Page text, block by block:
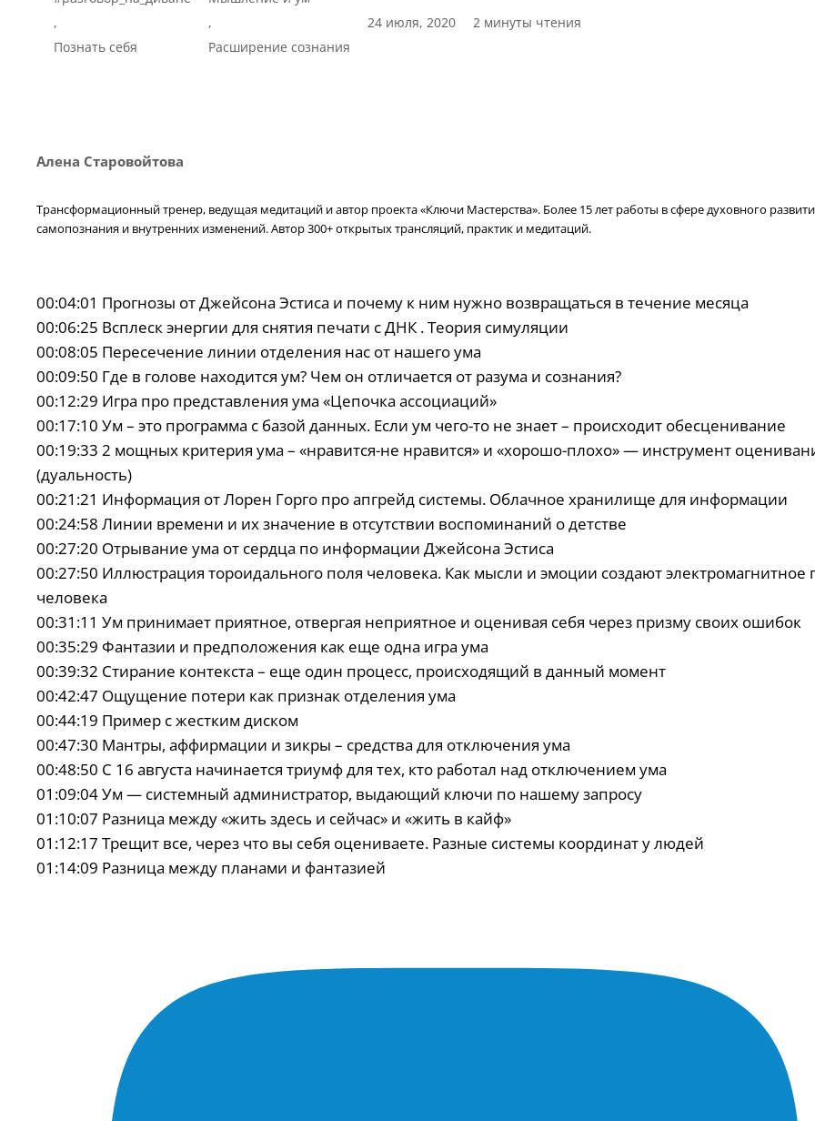
,
Познать себя
,
Расширение сознания
24 июля, 2020 2 минуты чтения
Алена Старовойтова
Трансформационный тренер, ведущая медитаций и автор проекта «Ключи Мастерства». Более 15 лет работы в сфере духовного
самопознания и внутренних изменений. Автор 300+ открытых трансляций, практик и медитаций.
00:04:01 Прогнозы от Джейсона Эстиса и почему к ним нужно возвращаться в течение месяца
00:06:25 Всплеск энергии для снятия печати с ДНК . Теория симуляции
00:08:05 Пересечение линии отделения нас от нашего ума
00:09:50 Где в голове находится ум? Чем он отличается от разума и сознания?
00:12:29 Игра про представления ума «Цепочка ассоциаций»
00:17:10 Ум – это программа с базой данных. Если ум чего-то не знает – происходит обесценивание
00:19:33 2 мощных критерия ума – «нравится-не нравится» и «хорошо-плохо» — инструмент
(дуальность)
00:21:21 Информация от Лорен Горго про апгрейд системы. Облачное хранилище для информации
00:24:58 Линии времени и их значение в отсутствии воспоминаний о детстве
00:27:20 Отрывание ума от сердца по информации Джейсона Эстиса
00:27:50 Иллюстрация тороидального поля человека. Как мысли и эмоции создают электромагнитное
человека
00:31:11 Ум принимает приятное, отвергая неприятное и оценивая себя через призму своих ошибок
00:35:29 Фантазии и предположения как еще одна игра ума
00:39:32 Стирание контекста – еще один процесс, происходящий в данный момент
00:42:47 Ощущение потери как признак отделения ума
00:44:19 Пример с жестким диском
00:47:30 Мантры, аффирмации и зикры – средства для отключения ума
00:48:50 С 16 августа начинается триумф для тех, кто работал над отключением ума
01:09:04 Ум — системный администратор, выдающий ключи по нашему запросу
01:10:07 Разница между «жить здесь и сейчас» и «жить в кайф»
01:12:17 Трещит все, через что вы себя оцениваете. Разные системы координат у людей
01:14:09 Разница между планами и фантазией